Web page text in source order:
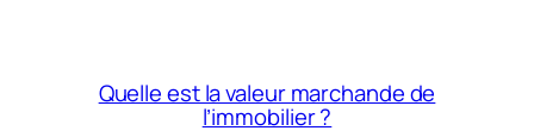
Quelle est la valeur marchande de
l’immobilier ?